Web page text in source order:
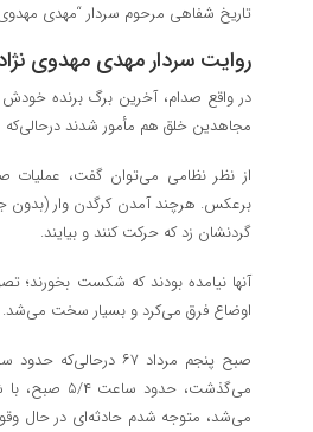
تاریخ شفاهی مرحوم سردار “مهدی مهدوی
روایت سردار مهدی مهدوی نژاد؛ فرمانده تیپ ۱۲
در واقع صدام، آخرین برگ برنده
مجاهدین خلق هم مأمور شدند درحالی‌که
از نظر نظامی می‌توان گفت، عملیات
برعکس. هرچند آمدن کرگدن وار (بدون
گردنشان زد که حرکت کنند و بیایند.
آنها نیامده بودند که شکست بخورند؛
اوضاع فرق می‌کرد و بسیار سخت می‌شد.
صبح پنجم مرداد ۶۷
می‌گذشت،
می‌شد، متوجه شدم حادثه‌ای در حال